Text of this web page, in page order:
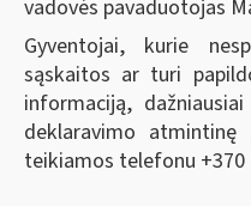
vadovės pavaduotojas
Gyventojai, kurie
sąskaitos ar turi
informaciją,
deklaravimo
teikiamos telefonu +370